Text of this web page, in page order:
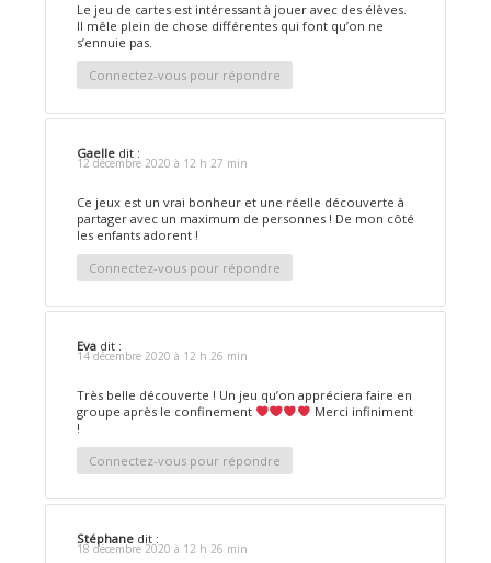
Le jeu de cartes est intéressant à jouer avec des élèves.
Il mêle plein de chose différentes qui font qu’on ne
s’ennuie pas.
Connectez-vous pour répondre
Gaelle dit :
12 décembre 2020 à 12 h 27 min
Ce jeux est un vrai bonheur et une réelle découverte à
partager avec un maximum de personnes ! De mon côté
les enfants adorent !
Connectez-vous pour répondre
Eva dit :
14 décembre 2020 à 12 h 26 min
Très belle découverte ! Un jeu qu’on appréciera faire en
groupe après le confinement
Merci infiniment
!
Connectez-vous pour répondre
Stéphane dit :
18 décembre 2020 à 12 h 26 min